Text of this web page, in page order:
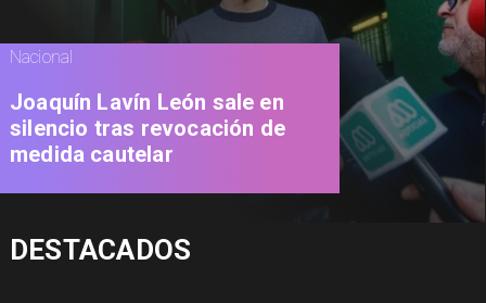
Nacional
Joaquín Lavín León sale en
silencio tras revocación de
medida cautelar
DESTACADOS